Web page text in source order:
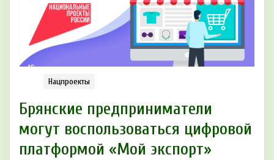
Нацпроекты
Брянские предприниматели
могут воспользоваться цифровой
платформой «Мой экспорт»